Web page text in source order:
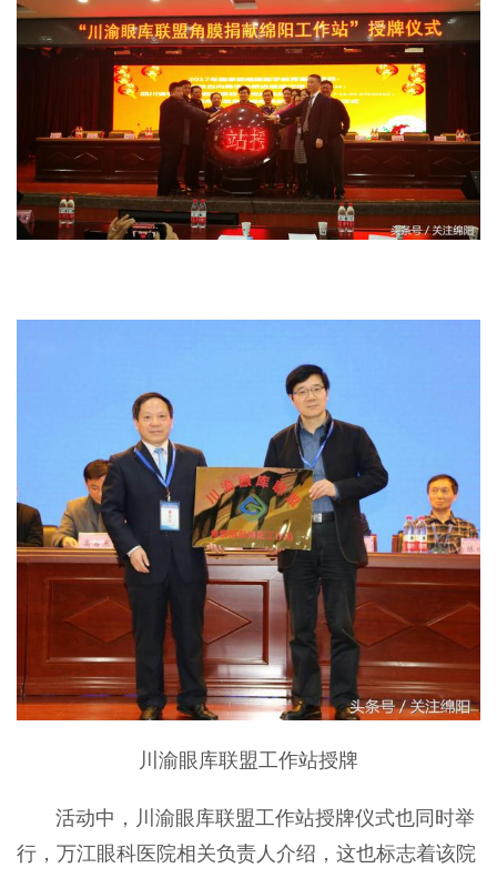
川渝眼库联盟工作站授牌
活动中，川渝眼库联盟工作站授牌仪式也同时举
行，万江眼科医院相关负责人介绍，这也标志着该院